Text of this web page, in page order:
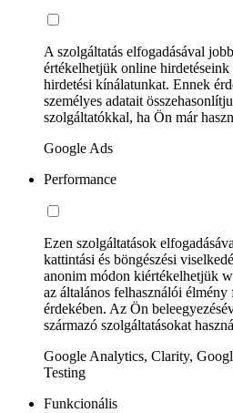
A szolgáltatás elfogadásával
értékelhetjük online
hirdetési kínálatunkat. Ennek
személyes adatait
szolgáltatókkal, ha Ön már
Google Ads
Performance
Ezen szolgáltatások
kattintási és böngészési
anonim módon kiértékelhetjük
az általános felhasználói élmény
érdekében. Az Ön
származó szolgáltatásokat
Google Analytics, Clarity,
Testing
Funkcionális